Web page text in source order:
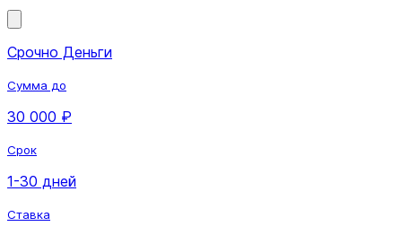
Срочно Деньги
Сумма до
30 000 ₽
Срок
1-30 дней
Ставка